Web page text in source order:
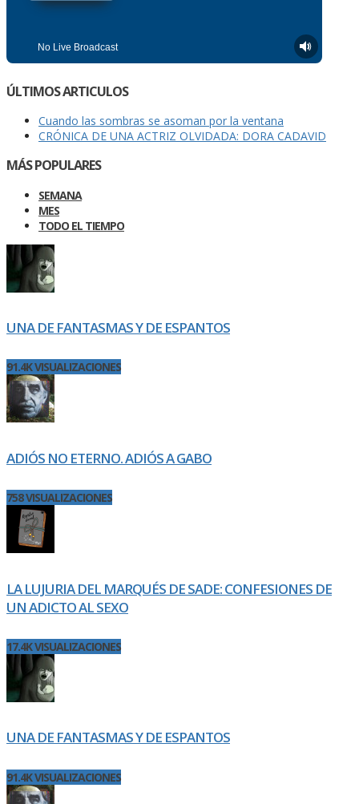
ÚLTIMOS ARTICULOS
Cuando las sombras se asoman por la ventana
CRÓNICA DE UNA ACTRIZ OLVIDADA: DORA CADAVID
MÁS POPULARES
SEMANA
MES
TODO EL TIEMPO
UNA DE FANTASMAS Y DE ESPANTOS
91.4K VISUALIZACIONES
ADIÓS NO ETERNO. ADIÓS A GABO
758 VISUALIZACIONES
LA LUJURIA DEL MARQUÉS DE SADE: CONFESIONES DE
UN ADICTO AL SEXO
17.4K VISUALIZACIONES
UNA DE FANTASMAS Y DE ESPANTOS
91.4K VISUALIZACIONES